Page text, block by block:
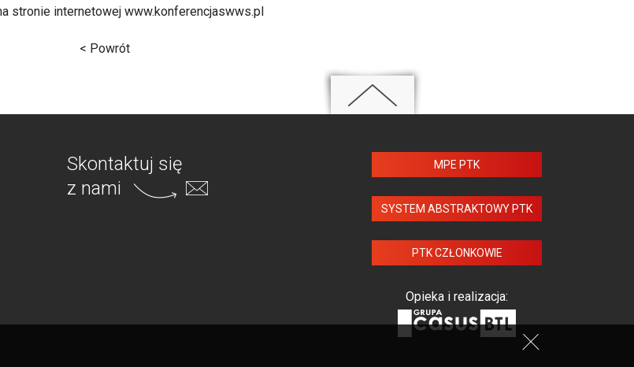
stronie internetowej www.konferencjaswws.pl
< Powrót
Skontaktuj się
z nami
MPE PTK
SYSTEM ABSTRAKTOWY PTK
PTK CZŁONKOWIE
Opieka i realizacja: